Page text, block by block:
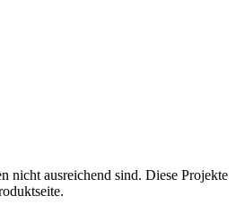
nicht ausreichend sind. Diese Projekte